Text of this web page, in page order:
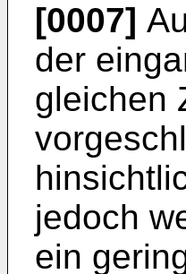
[0007]
der
gleichen
jedoch
ein